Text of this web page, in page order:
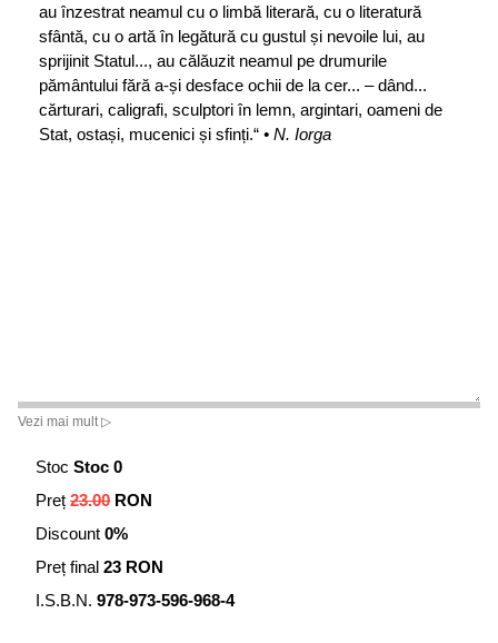
au înzestrat neamul cu o limbă literară, cu o literatură
sfântă, cu o artă în legătură cu gustul și nevoile lui, au
sprijinit Statul..., au călăuzit neamul pe drumurile
pământului fără a-și desface ochii de la cer... – dând...
cărturari, caligrafi, sculptori în lemn, argintari, oameni de
Stat, ostași, mucenici și sfinți.“ • N. Iorga
Vezi mai mult ▷
Stoc Stoc 0
Preț 23.00 RON
Discount 0%
Preț final 23 RON
I.S.B.N. 978-973-596-968-4